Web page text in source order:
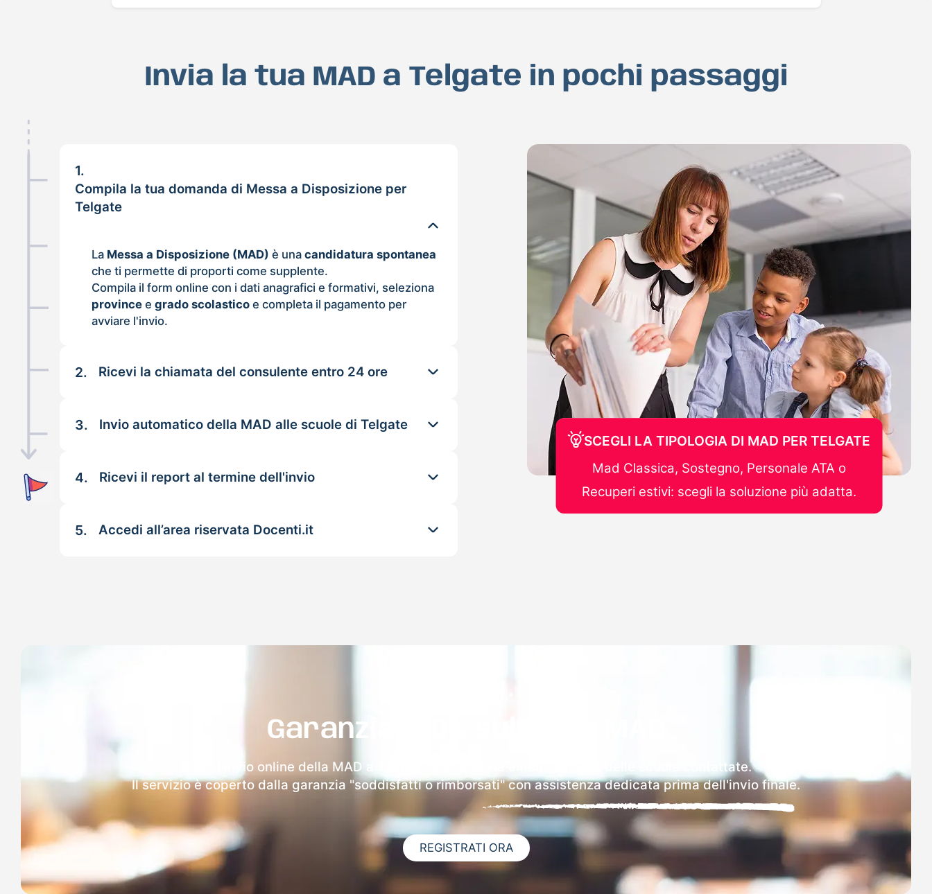
Invia la tua MAD a Telgate in pochi passaggi
1.
Compila la tua domanda di Messa a Disposizione per
Telgate
La Messa a Disposizione (MAD) è unacandidatura spontanea
che ti permette di proporti come supplente.
Compila il form online con i dati anagrafici e formativi, seleziona
province egrado scolastico e completa il pagamento per
avviare l'invio.
2. Ricevi la chiamata del consulente entro 24 ore
3. Invio automatico della MAD alle scuole di Telgate
4. Ricevi il report al termine dell'invio
5. Accedi all’area riservata Docenti.it
SCEGLI LA TIPOLOGIA DI MAD PER TELGATE
Mad Classica, Sostegno, Personale ATA o
Recuperi estivi: scegli la soluzione più adatta.
Garanzia 100% sulla tua MAD
Dopo l'invio online della MAD a Telgate riceverai via email i dettagli delle scuole contattate.
Il servizio è coperto dalla garanzia "soddisfatti o rimborsati" con assistenza dedicata prima dell'invio finale.
REGISTRATI ORA